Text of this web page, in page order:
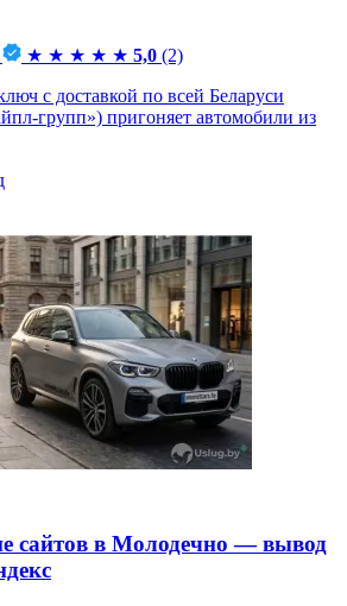
★ ★ ★ ★ ★ 5,0 (2)
с доставкой по всей Беларуси
групп») пригоняет автомобили из
сайтов в Молодечно — вывод